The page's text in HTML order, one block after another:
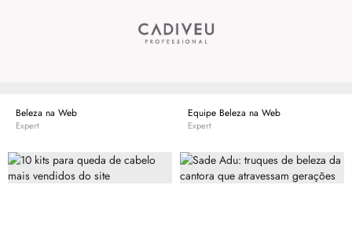
Beleza na Web
Expert
Equipe Beleza na Web
Expert